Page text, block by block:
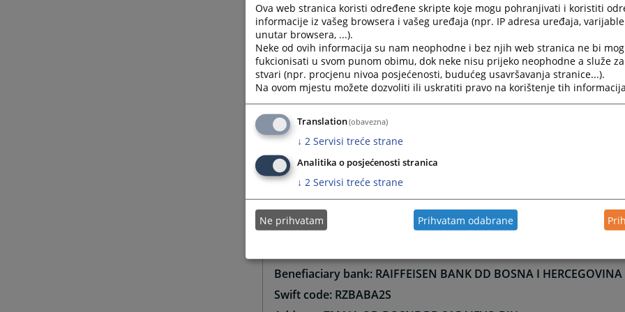
7. prognanici i izbjeglice, na temelju odgovarajućih isprava kojima dokazuju svoj
8. imatelji socijalnih iskaznica, na temelju odgovarajućih isprava kojima
umirovljenici koji primaju zaštitni dodatak,
9. humanitarne organizacije i organizacije koje se bave zaštitom invalida i
i zatočenih u obavljanju humanitarne djelatnosti.
Strana država oslobođena je od plaćanja pristojbi, ako je to
međunarodnim ugovorom ili pod uvjetom uzajamnosti.
Plaćanje sudskih pristojbi iz inozemstva
PAYMENT INSTRUCTIONS
Payment should be effected as follows:
Benefiaciary bank: RAIFFEISEN BANK DD BOSNA I HERCEGOVINA
Swift code: RZBABA2S
Ova web stranica koristi određene skripte koje mogu pohranjivati i koristiti
informacije iz vašeg browsera i vašeg uređaja (npr. IP adresa uređaja,
unutar browsera, ...).
Neke od ovih informacija su nam neophodne i bez njih web stranica ne bi
fukcionisati u svom punom obimu, dok neke nisu prijeko neophodne a služe
stvari (npr. procjenu nivoa posjećenosti, budućeg usavršavanja stranice...).
Na ovom mjestu možete dozvoliti ili uskratiti pravo na korištenje tih
Translation(obavezna)
↓ 2 Servisi treće strane
Analitika o posjećenosti stranica
↓ 2 Servisi treće strane
Ne prihvatam Prihvatam odabrane